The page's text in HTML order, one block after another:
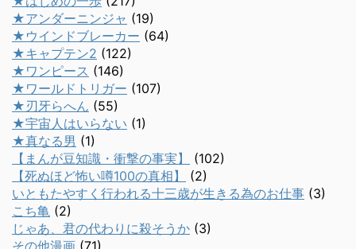
★アンダーニンジャ (19)
★ウインドブレーカー (64)
★キャプテン2 (122)
★ワンピース (146)
★ワールドトリガー (107)
★刃牙らへん (55)
★宇宙人はいらない (1)
★真なる男 (1)
【まんが豆知識・衝撃の事実】
(102)
【死ぬほど怖い噂100の真相】
(2)
いともたやすく行われる十三歳が生きる為のお仕事 (3)
こち亀 (2)
じゃあ、君の代わりに殺そうか (3)